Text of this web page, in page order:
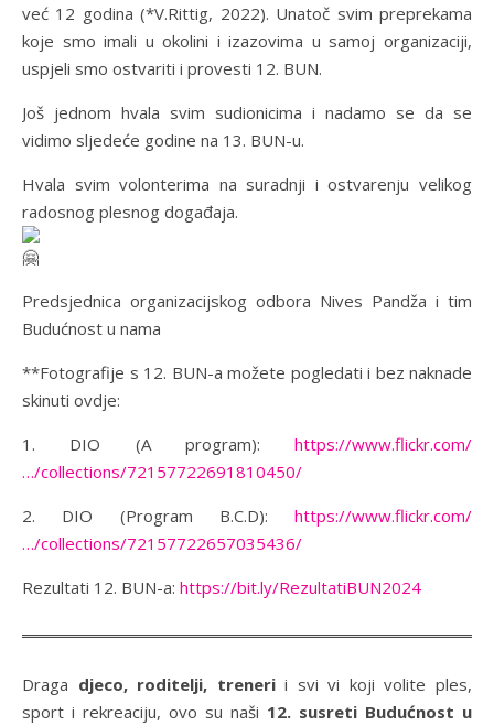
već 12 godina (*V.Rittig, 2022). Unatoč svim preprekama
koje smo imali u okolini i izazovima u samoj organizaciji,
uspjeli smo ostvariti i provesti 12. BUN.
Još jednom hvala svim sudionicima i nadamo se da se
vidimo sljedeće godine na 13. BUN-u.
Hvala svim volonterima na suradnji i ostvarenju velikog
radosnog plesnog događaja.
Predsjednica organizacijskog odbora Nives Pandža i tim
Budućnost u nama
**Fotografije s 12. BUN-a možete pogledati i bez naknade
skinuti ovdje:
1. DIO (A program): https://www.flickr.com/
…/collections/72157722691810450/
2. DIO (Program B.C.D): https://www.flickr.com/
…/collections/72157722657035436/
Rezultati 12. BUN-a: https://bit.ly/RezultatiBUN2024
Draga djeco, roditelji, trenerii svi vi koji volite ples,
sport i rekreaciju, ovo su naši 12. susreti Budućnost u